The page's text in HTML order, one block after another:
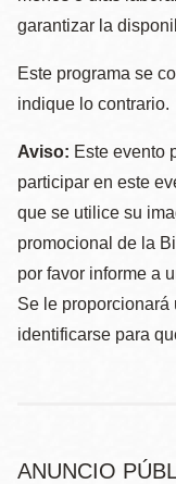
garantizar la
Este programa se
indique lo contrario.
Aviso: Este evento
participar en este
que se utilice su
promocional de la
por favor informe a
Se le proporcionará
identificarse para
ANUNCIO